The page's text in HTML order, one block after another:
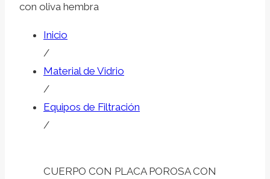
con oliva hembra
Inicio
/
Material de Vidrio
/
Equipos de Filtración
/
CUERPO CON PLACA POROSA CON